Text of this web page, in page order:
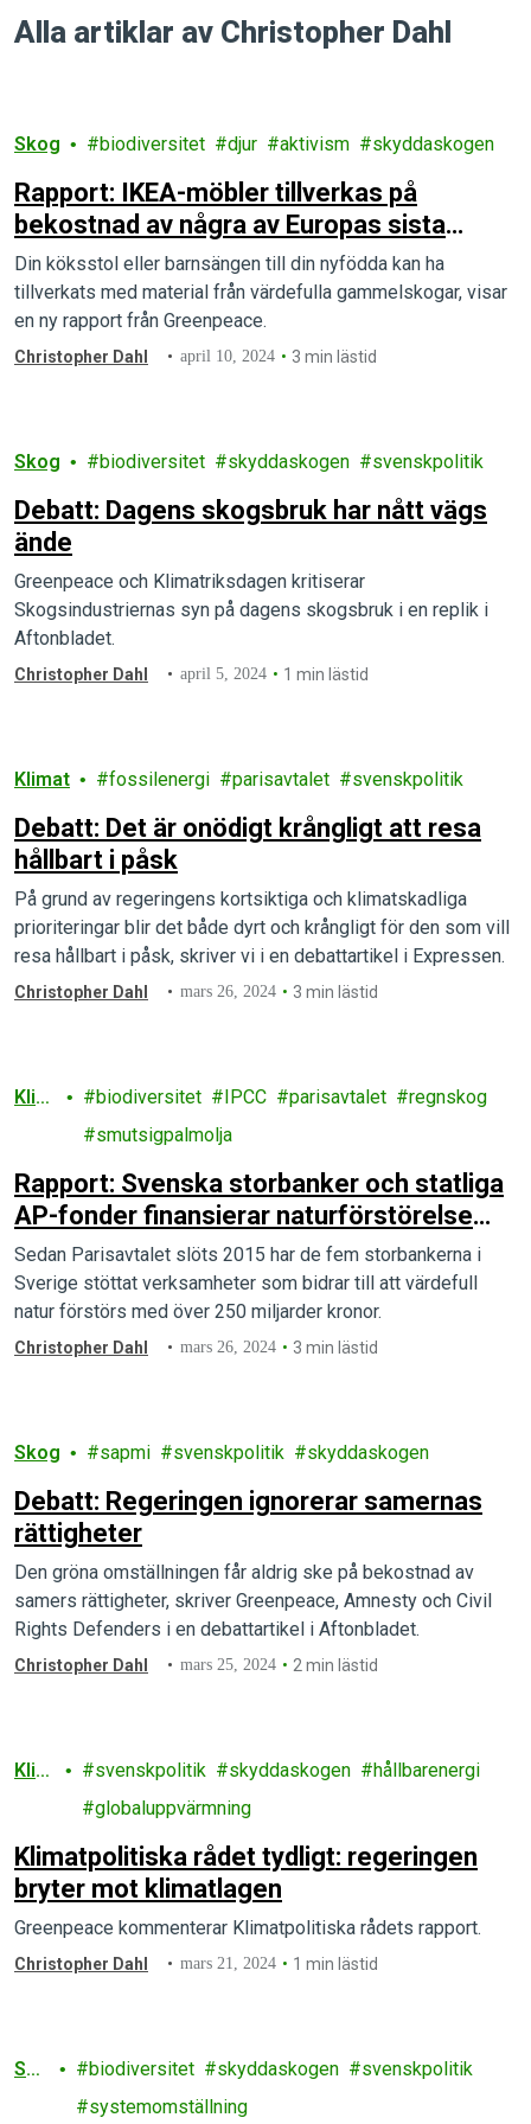
Alla artiklar av Christopher Dahl
Skog biodiversitet djur aktivism skyddaskogen
Rapport: IKEA-möbler tillverkas på
bekostnad av några av Europas sista
gammelskogar
Din köksstol eller barnsängen till din nyfödda kan ha
tillverkats med material från värdefulla gammelskogar, visar
en ny rapport från Greenpeace.
Christopher Dahl april 10, 2024 3 min lästid
Skog biodiversitet skyddaskogen svenskpolitik
Debatt: Dagens skogsbruk har nått vägs
ände
Greenpeace och Klimatriksdagen kritiserar
Skogsindustriernas syn på dagens skogsbruk i en replik i
Aftonbladet.
Christopher Dahl april 5, 2024 1 min lästid
Klimat fossilenergi parisavtalet svenskpolitik
Debatt: Det är onödigt krångligt att resa
hållbart i påsk
På grund av regeringens kortsiktiga och klimatskadliga
prioriteringar blir det både dyrt och krångligt för den som vill
resa hållbart i påsk, skriver vi i en debattartikel i Expressen.
Christopher Dahl mars 26, 2024 3 min lästid
Klim
biodiversitet IPCC parisavtalet
regnskog
smutsigpalmolja
Rapport: Svenska storbanker och statliga
AP-fonder finansierar naturförstörelse
med jättesummor
Sedan Parisavtalet slöts 2015 har de fem storbankerna i
Sverige stöttat verksamheter som bidrar till att värdefull
natur förstörs med över 250 miljarder kronor.
Christopher Dahl mars 26, 2024 3 min lästid
Skog sapmi svenskpolitik skyddaskogen
Debatt: Regeringen ignorerar samernas
rättigheter
Den gröna omställningen får aldrig ske på bekostnad av
samers rättigheter, skriver Greenpeace, Amnesty och Civil
Rights Defenders i en debattartikel i Aftonbladet.
Christopher Dahl mars 25, 2024 2 min lästid
Klim
svenskpolitik skyddaskogen
hållbarenergi
globaluppvärmning
Klimatpolitiska rådet tydligt: regeringen
bryter mot klimatlagen
Greenpeace kommenterar Klimatpolitiska rådets rapport.
Christopher Dahl mars 21, 2024 1 min lästid
Sko
biodiversitet skyddaskogen
svenskpolitik
systemomställning